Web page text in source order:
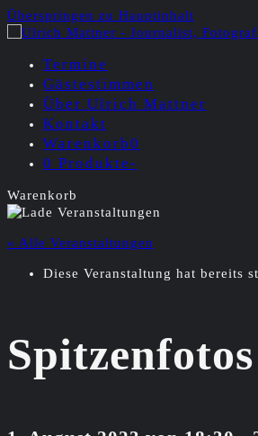
Überspringen zu Hauptinhalt
Termine
Gästestimmen
Über Ulrich Mattner
Kontakt
Warenkorb0
0 Produkte-
Warenkorb
« Alle Veranstaltungen
Diese Veranstaltung hat bereits